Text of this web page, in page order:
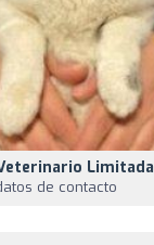
Limitada
de contacto